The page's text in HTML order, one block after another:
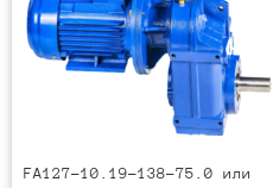
FA127-10.19-138-75.0 или